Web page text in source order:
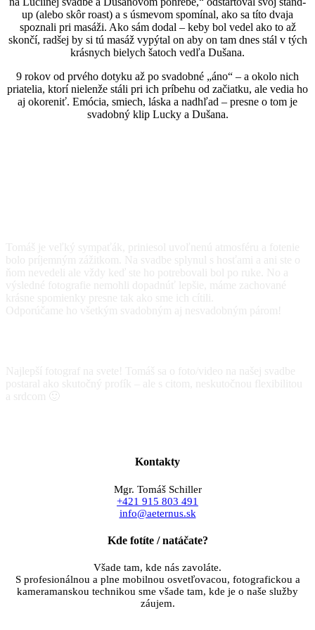
up (alebo skôr roast) a s úsmevom spomínal, ako sa títo dvaja
spoznali pri masáži. Ako sám dodal – keby bol vedel ako to až
skončí, radšej by si tú masáž vypýtal on aby on tam dnes stál v tých
krásnych bielych šatoch vedľa Dušana.
9 rokov od prvého dotyku až po svadobné „áno“ – a okolo nich
priatelia, ktorí nielenže stáli pri ich príbehu od začiatku, ale vedia ho
aj okoreniť. Emócia, smiech, láska a nadhľad – presne o tom je
svadobný klip Lucky a Dušana.
Kontakty
Mgr. Tomáš Schiller
+421 915 803 491
info@aeternus.sk
Kde fotíte / natáčate?
Všade tam, kde nás zavoláte.
S profesionálnou a plne mobilnou osvetľovacou, fotografickou a
kameramanskou technikou sme všade tam, kde je o naše služby
záujem.